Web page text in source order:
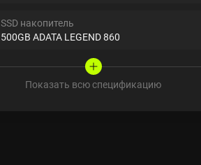
SSD накопитель
500GB ADATA LEGEND 860
Показать всю спецификацию